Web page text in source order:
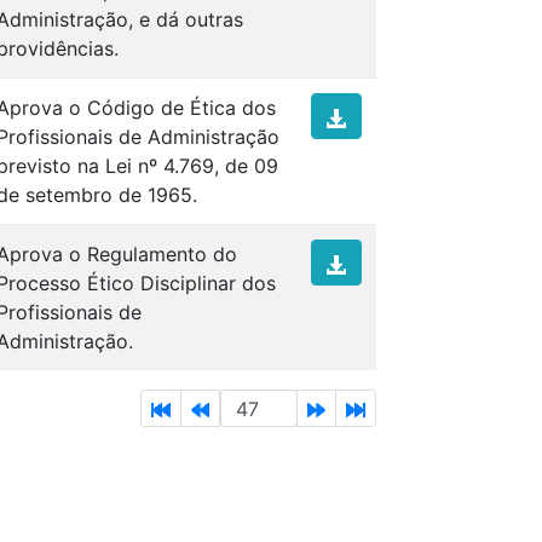
e dá outras
o Código de Ética dos
de Administração
na Lei nº 4.769, de 09
setembro de 1965.
o Regulamento do
Ético Disciplinar dos
de